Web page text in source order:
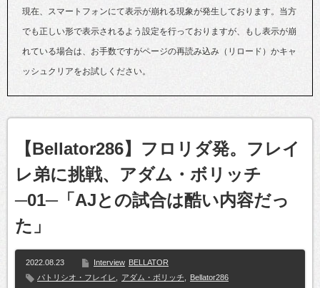
現在、スマートフォンにて表示が崩れる現象が発生しております。当方
でも正しい形で表示されるよう設定を行っておりますが、もし表示が崩
れている場合は、お手数ですがページの再読み込み（リロード）かキャ
ッシュクリアをお試しください。
【Bellator286】フロリダ発。フレイ
レ弟に挑戦、アダム・ボリッチ
─01─「AJとの試合は酷い内容だっ
た」
2022.08.23 Interview BELLATOR
パトリシオ・フレイレ
アダム・ボリッチ Bellator286